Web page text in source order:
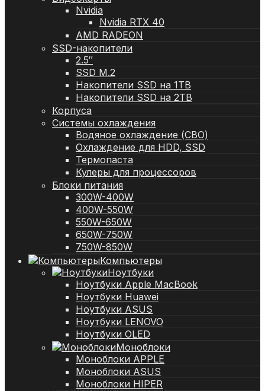
Nvidia
Nvidia RTX 40
AMD RADEON
SSD-накопители
2.5″
SSD M.2
Накопители SSD на 1TB
Накопители SSD на 2TB
Корпуса
Системы охлаждения
Водяное охлаждение (СВО)
Охлаждение для HDD, SSD
Термопаста
Кулеры для процессоров
Блоки питания
300W-400W
400W-550W
550W-650W
650W-750W
750W-850W
Компьютеры
Ноутбуки
Ноутбуки Apple MacBook
Ноутбуки Huawei
Ноутбуки ASUS
Ноутбуки LENOVO
Ноутбуки OLED
Моноблоки
Моноблоки APPLE
Моноблоки ASUS
Моноблоки HIPER